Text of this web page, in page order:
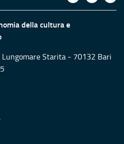
della cultura e
Lungomare Starita - 70132 Bari